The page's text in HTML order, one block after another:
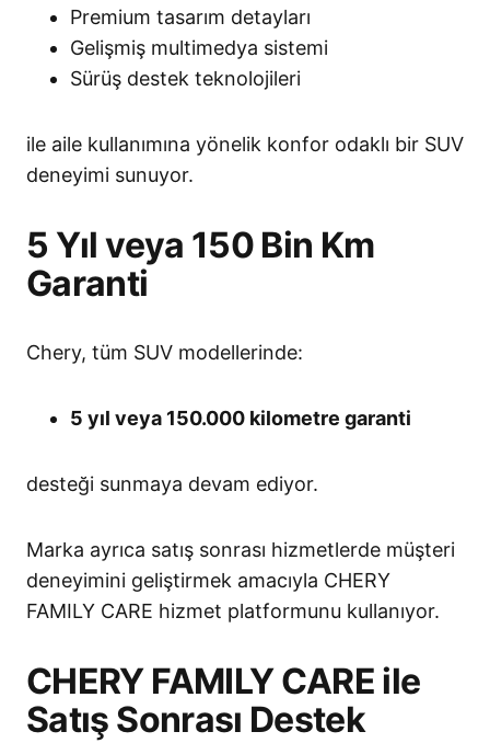
Premium tasarım detayları
Gelişmiş multimedya sistemi
Sürüş destek teknolojileri
ile aile kullanımına yönelik konfor odaklı bir SUV
deneyimi sunuyor.
5 Yıl veya 150 Bin Km
Garanti
Chery, tüm SUV modellerinde:
5 yıl veya 150.000 kilometre garanti
desteği sunmaya devam ediyor.
Marka ayrıca satış sonrası hizmetlerde müşteri
deneyimini geliştirmek amacıyla CHERY
FAMILY CARE hizmet platformunu kullanıyor.
CHERY FAMILY CARE ile
Satış Sonrası Destek